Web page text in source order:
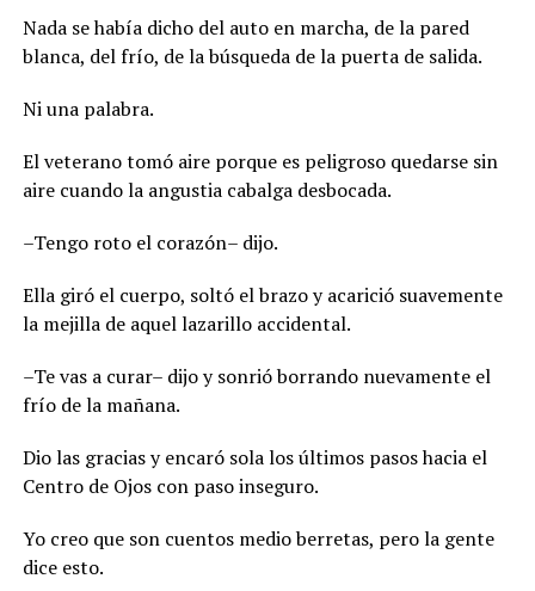
Nada se había dicho del auto en marcha, de la pared
blanca, del frío, de la búsqueda de la puerta de salida.
Ni una palabra.
El veterano tomó aire porque es peligroso quedarse sin
aire cuando la angustia cabalga desbocada.
–Tengo roto el corazón– dijo.
Ella giró el cuerpo, soltó el brazo y acarició suavemente
la mejilla de aquel lazarillo accidental.
–Te vas a curar– dijo y sonrió borrando nuevamente el
frío de la mañana.
Dio las gracias y encaró sola los últimos pasos hacia el
Centro de Ojos con paso inseguro.
Yo creo que son cuentos medio berretas, pero la gente
dice esto.